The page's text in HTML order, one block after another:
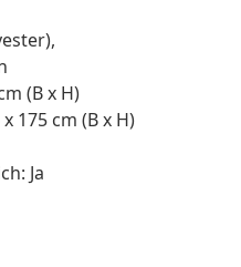
(B x H)
175 cm (B x H)
Ja